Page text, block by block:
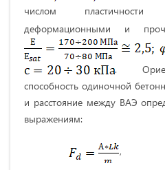
числом пластичности
деформационными и
.
способность одиночной
и расстояние между ВАЭ
выражениям: